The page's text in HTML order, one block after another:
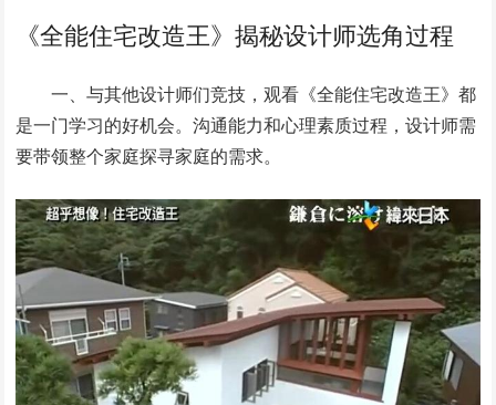
《全能住宅改造王》揭秘设计师选角过程
一、与其他设计师们竞技，观看《全能住宅改造王》都
是一门学习的好机会。沟通能力和心理素质过程，设计师需
要带领整个家庭探寻家庭的需求。